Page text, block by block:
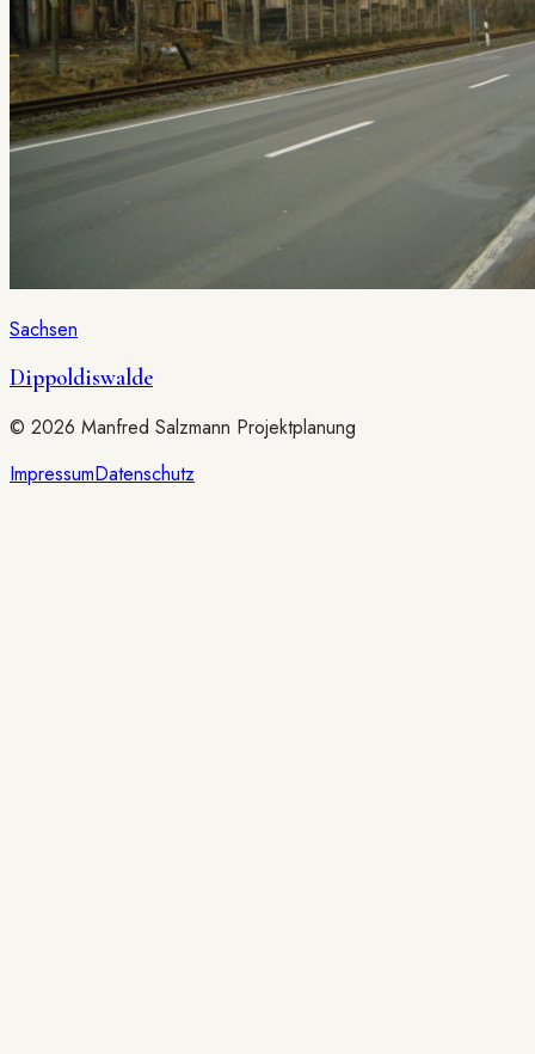
Sachsen
Dippoldiswalde
© 2026 Manfred Salzmann Projektplanung
ImpressumDatenschutz